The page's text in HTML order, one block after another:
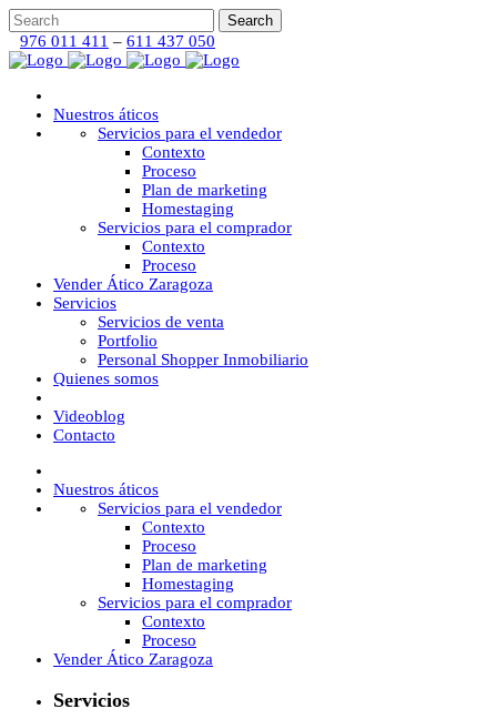
976 011 411 – 611 437 050
Nuestros áticos
Servicios para el vendedor
Contexto
Proceso
Plan de marketing
Homestaging
Servicios para el comprador
Contexto
Proceso
Vender Ático Zaragoza
Servicios
Servicios de venta
Portfolio
Personal Shopper Inmobiliario
Quienes somos
Videoblog
Contacto
Nuestros áticos
Servicios para el vendedor
Contexto
Proceso
Plan de marketing
Homestaging
Servicios para el comprador
Contexto
Proceso
Vender Ático Zaragoza
Servicios